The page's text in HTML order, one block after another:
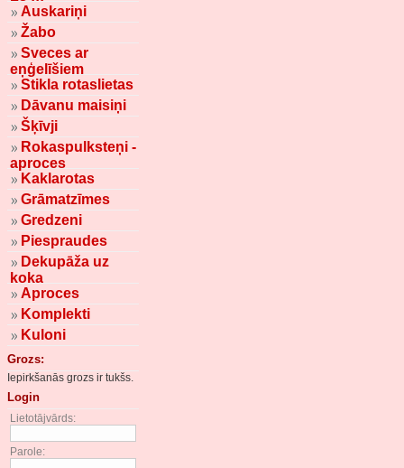
Auskariņi
Žabo
Sveces ar
eņģelīšiem
Stikla rotaslietas
Dāvanu maisiņi
Šķīvji
Rokaspulksteņi -
aproces
Kaklarotas
Grāmatzīmes
Gredzeni
Piespraudes
Dekupāža uz
koka
Aproces
Komplekti
Kuloni
Grozs:
Iepirkšanās grozs ir tukšs.
Login
Lietotājvārds:
Parole: